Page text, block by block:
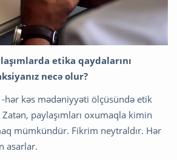
etika qaydalarını
necə olur?
hər kəs mədəniyyəti ölçüsündə etik
paylaşımları oxumaqla kimin
mümkündür. Fikrim neytraldır. Hər
asarlar.